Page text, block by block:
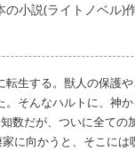
小説(ライトノベル)
生する。獣人の保護
そんなハルトに、神
だが、ついに全ての
に向かうと、そこには